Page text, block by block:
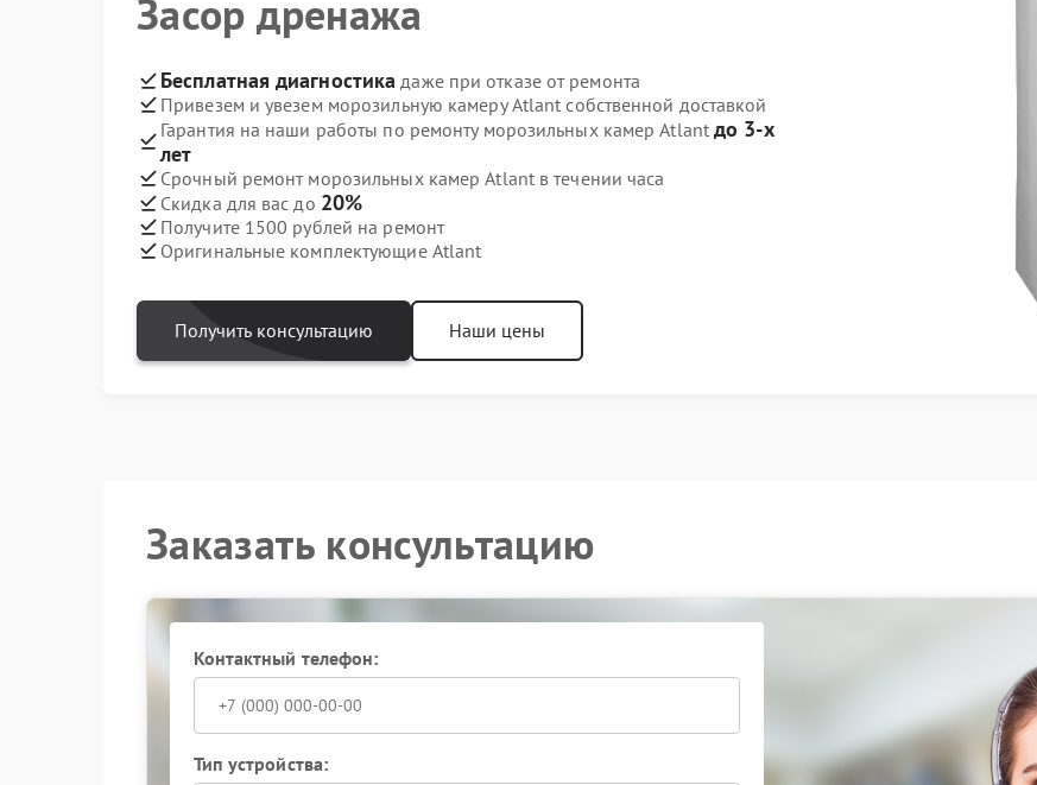
Засор дренажа
Бесплатная диагностика даже при отказе от ремонта
Привезем и увезем морозильную камеру Atlant собственной доставкой
Гарантия на наши работы по ремонту морозильных камер Atlant до 3-х
лет
Срочный ремонт морозильных камер Atlant в течении часа
Скидка для вас до 20%
Получите 1500 рублей на ремонт
Оригинальные комплектующие Atlant
Получить консультацию Наши цены
Заказать консультацию
Контактный телефон:
Тип устройства: